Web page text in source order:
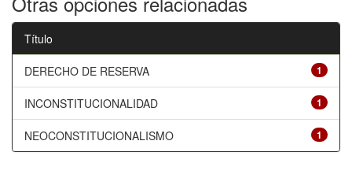
Título
1
DERECHO DE RESERVA
1
INCONSTITUCIONALIDAD
1
NEOCONSTITUCIONALISMO